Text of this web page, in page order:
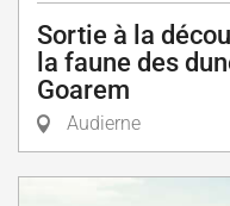
Sortie à la
la faune des
Goarem
Audierne